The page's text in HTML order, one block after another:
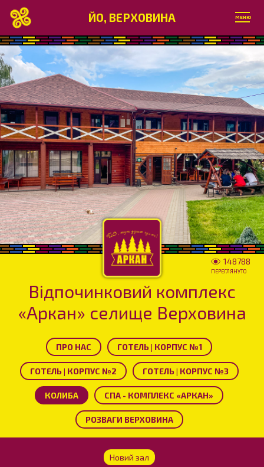
ЙО, ВЕРХОВИНА МЕНЮ
Відпочинковий комплекс
«Аркан» селище Верховина
148788
ПЕРЕГЛЯНУТО
ПРО НАС ГОТЕЛЬ | КОРПУС №1
ГОТЕЛЬ | КОРПУС №2 ГОТЕЛЬ | КОРПУС №3
КОЛИБА СПА - КОМПЛЕКС «АРКАН»
РОЗВАГИ ВЕРХОВИНА
Новий зал